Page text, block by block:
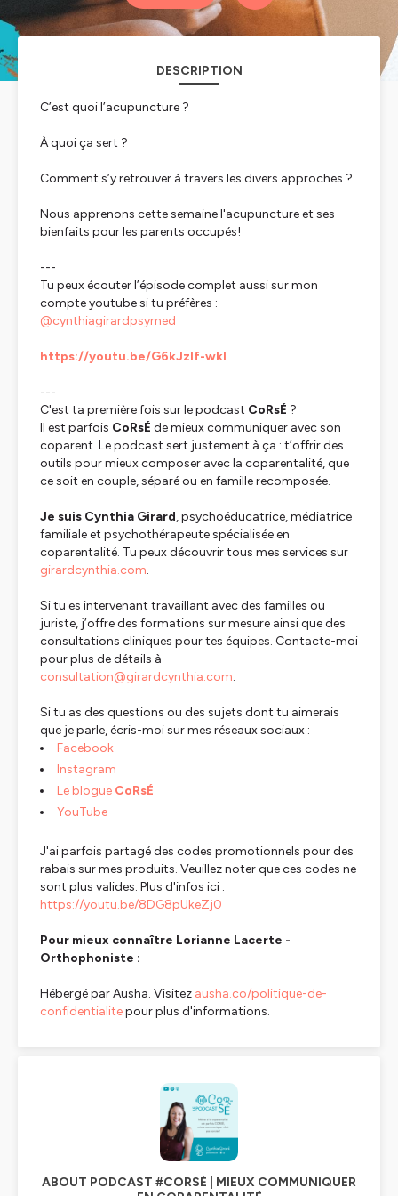
DESCRIPTION
C’est quoi l’acupuncture ?
À quoi ça sert ?
Comment s’y retrouver à travers les divers approches ?
Nous apprenons cette semaine l'acupuncture et ses
bienfaits pour les parents occupés!
---
Tu peux écouter l’épisode complet aussi sur mon
compte youtube si tu préfères :
@cynthiagirardpsymed
https://youtu.be/G6kJzlf-wkI
---
C'est ta première fois sur le podcast CoRsÉ ?
Il est parfois CoRsÉ de mieux communiquer avec son
coparent. Le podcast sert justement à ça : t’offrir des
outils pour mieux composer avec la coparentalité, que
ce soit en couple, séparé ou en famille recomposée.
Je suis Cynthia Girard, psychoéducatrice, médiatrice
familiale et psychothérapeute spécialisée en
coparentalité. Tu peux découvrir tous mes services sur
girardcynthia.com.
Si tu es intervenant travaillant avec des familles ou
juriste, j’offre des formations sur mesure ainsi que des
consultations cliniques pour tes équipes. Contacte-moi
pour plus de détails à
consultation@girardcynthia.com.
Si tu as des questions ou des sujets dont tu aimerais
que je parle, écris-moi sur mes réseaux sociaux :
Facebook
Instagram
Le blogue CoRsÉ
YouTube
J'ai parfois partagé des codes promotionnels pour des
rabais sur mes produits. Veuillez noter que ces codes ne
sont plus valides. Plus d'infos ici :
https://youtu.be/8DG8pUkeZj0
Pour mieux connaître Lorianne Lacerte -
Orthophoniste :
Hébergé par Ausha. Visitez ausha.co/politique-de-
confidentialitepour plus d'informations.
ABOUT PODCAST #CORSÉ | MIEUX COMMUNIQUER